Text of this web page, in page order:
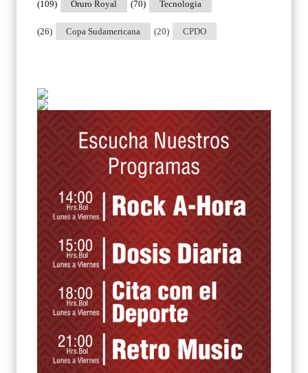
Oruro Royal
(109) Tecnologia
(70)
Copa Sudamericana
(26) CPDO
(20)